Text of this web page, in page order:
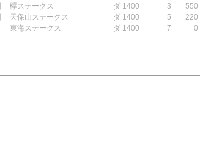
欅ステークス ダ 1400 3 550
天保山ステークス ダ 1400 5 220
東海ステークス ダ 1400 7 0